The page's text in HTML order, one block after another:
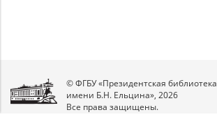
© ФГБУ «Президентская библиотека
имени Б.Н. Ельцина», 2026
Все права защищены.